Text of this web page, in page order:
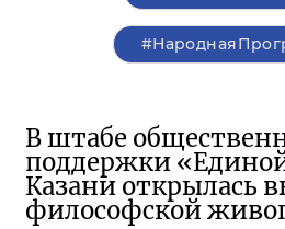
В штабе
поддержки
Казани открылась
философской